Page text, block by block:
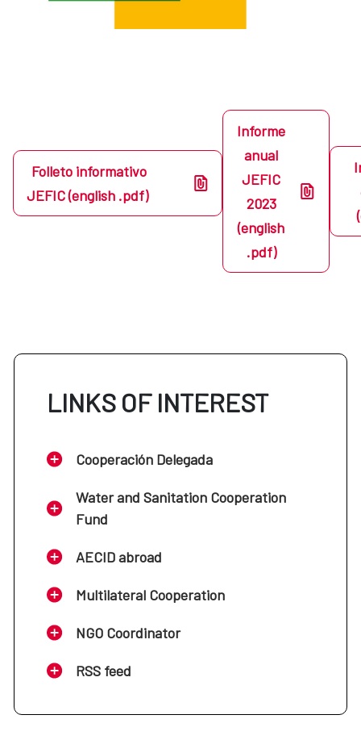
Folleto informativo
JEFIC (english .pdf)
Informe
anual
JEFIC
2023
(english
.pdf)
LINKS OF INTEREST
Cooperación Delegada
Water and Sanitation Cooperation
Fund
AECID abroad
Multilateral Cooperation
NGO Coordinator
RSS feed